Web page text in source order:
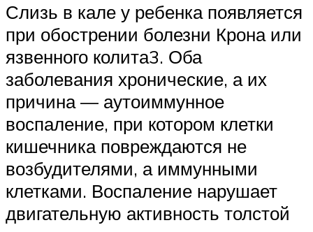
Слизь в кале у ребенка появляется
при обострении болезни Крона или
язвенного колита3. Оба
заболевания хронические, а их
причина — аутоиммунное
воспаление, при котором клетки
кишечника повреждаются не
возбудителями, а иммунными
клетками. Воспаление нарушает
двигательную активность толстой